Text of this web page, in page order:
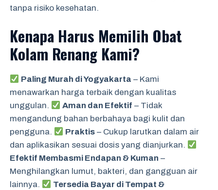
tanpa risiko kesehatan.
Kenapa Harus Memilih Obat
Kolam Renang Kami?
Paling Murah di Yogyakarta – Kami
menawarkan harga terbaik dengan kualitas
unggulan.
Aman dan Efektif – Tidak
mengandung bahan berbahaya bagi kulit dan
pengguna.
Praktis – Cukup larutkan dalam air
dan aplikasikan sesuai dosis yang dianjurkan.
Efektif Membasmi Endapan & Kuman –
Menghilangkan lumut, bakteri, dan gangguan air
lainnya.
Tersedia Bayar di Tempat &